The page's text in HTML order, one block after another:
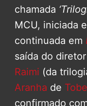
chamada
MCU, iniciada
continuada em
saída do diretor
Raimi (da
Aranha de
confirmado